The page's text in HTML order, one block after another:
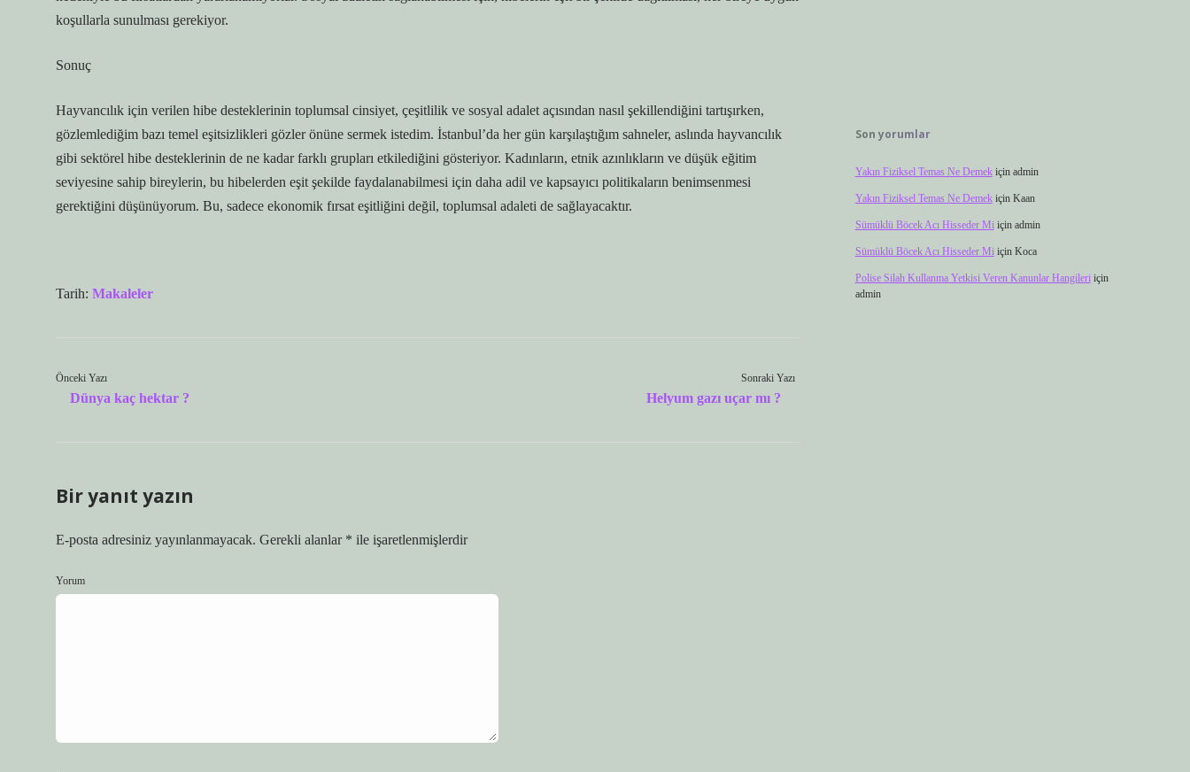
koşullarla sunulması gerekiyor.
Sonuç
Hayvancılık için verilen hibe desteklerinin toplumsal cinsiyet, çeşitlilik ve sosyal adalet açısından nasıl şekillendiğini tartışırken,
gözlemlediğim bazı temel eşitsizlikleri gözler önüne sermek istedim. İstanbul’da her gün karşılaştığım sahneler, aslında hayvancılık
gibi sektörel hibe desteklerinin de ne kadar farklı grupları etkilediğini gösteriyor. Kadınların, etnik azınlıkların ve düşük eğitim
seviyesine sahip bireylerin, bu hibelerden eşit şekilde faydalanabilmesi için daha adil ve kapsayıcı politikaların benimsenmesi
gerektiğini düşünüyorum. Bu, sadece ekonomik fırsat eşitliğini değil, toplumsal adaleti de sağlayacaktır.
Tarih: Makaleler
Önceki Yazı
Dünya kaç hektar ?
Sonraki Yazı
Helyum gazı uçar mı ?
Bir yanıt yazın
E-posta adresiniz yayınlanmayacak. Gerekli alanlar * ile işaretlenmişlerdir
Yorum
Son yorumlar
Yakın Fiziksel Temas Ne Demekiçin admin
Yakın Fiziksel Temas Ne Demekiçin Kaan
Sümüklü Böcek Acı Hisseder Miiçin admin
Sümüklü Böcek Acı Hisseder Miiçin Koca
Polise Silah Kullanma Yetkisi Veren Kanunlar Hangileriiçin
admin